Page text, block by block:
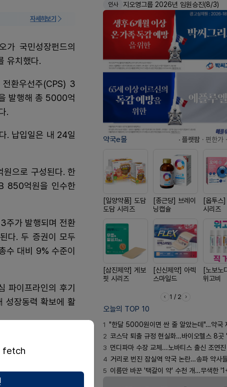
자세히보기
가 국민성장펀드의
유치했다.
전환우선주(CPS) 3
발행해 총 5000억
.
. 납입일은 내 24일
으로 구성된다. 한
850억원을 인수한
주가 발행되며 전환
다. 두 증권이 모두
대비 9% 수준이
파이프라인의 후기
성장동력 확보에 활
글로벌 신약개발
여력을 보유한 상
이 집중할 수 있는
인사 지오영그룹 2026년 임원승진(8/3)
약국e몰 · 플랫팜 · 편한가
[일양약품] 도담
도담 시리즈
[종근당] 브레이
닝캡슐
[옵투스
시리즈
[삼진제약] 게보
핏 시리즈
[신신제약] 아렉
스마일드
[노보노
위고비
1 / 2
오늘의 TOP 10
1 "한달 5000원이면 싼 줄 알았는데"…약국 제품과 비교
2 코스닥 퇴출 규정 현실화…바이오헬스 8곳
3 먼디파마 수장 교체...노바티스 출신 조연진 전
4 거리로 번진 잠실역 약국 논란…송파 약사들 "공공성
5 이름만 바꾼 '택갈이 약' 수천 개…무색한
fetch